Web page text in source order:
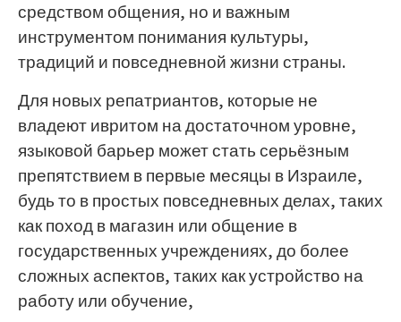
средством общения, но и важным
инструментом понимания культуры,
традиций и повседневной жизни страны.
Для новых репатриантов, которые не
владеют ивритом на достаточном уровне,
языковой барьер может стать серьёзным
препятствием в первые месяцы в Израиле,
будь то в простых повседневных делах, таких
как поход в магазин или общение в
государственных учреждениях, до более
сложных аспектов, таких как устройство на
работу или обучение,